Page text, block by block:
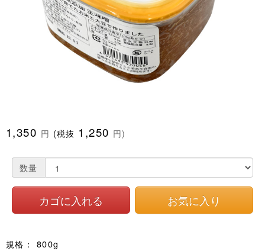
1,350 円 (税抜 1,250 円)
数量
規格： 800g